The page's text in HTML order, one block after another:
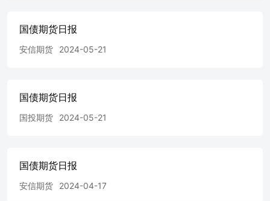
国债期货日报
安信期货 2024-05-21
国债期货日报
国投期货 2024-05-21
国债期货日报
安信期货 2024-04-17